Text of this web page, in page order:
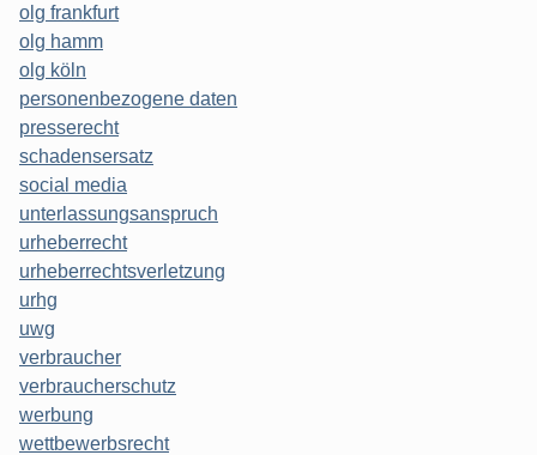
olg frankfurt
olg hamm
olg köln
personenbezogene daten
presserecht
schadensersatz
social media
unterlassungsanspruch
urheberrecht
urheberrechtsverletzung
urhg
uwg
verbraucher
verbraucherschutz
werbung
wettbewerbsrecht